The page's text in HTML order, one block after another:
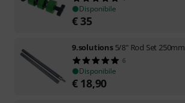
Disponibile
€ 35
9.solutions 5/8" Rod Set 250mm
6
Disponibile
€ 18,90